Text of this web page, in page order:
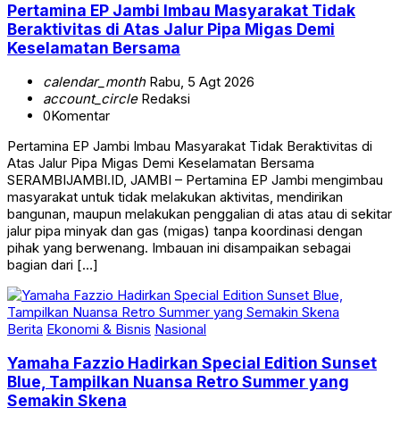
Pertamina EP Jambi Imbau Masyarakat Tidak
Beraktivitas di Atas Jalur Pipa Migas Demi
Keselamatan Bersama
calendar_monthRabu, 5 Agt 2026
account_circleRedaksi
0Komentar
Pertamina EP Jambi Imbau Masyarakat Tidak Beraktivitas di
Atas Jalur Pipa Migas Demi Keselamatan Bersama
SERAMBIJAMBI.ID, JAMBI – Pertamina EP Jambi mengimbau
masyarakat untuk tidak melakukan aktivitas, mendirikan
bangunan, maupun melakukan penggalian di atas atau di sekitar
jalur pipa minyak dan gas (migas) tanpa koordinasi dengan
pihak yang berwenang. Imbauan ini disampaikan sebagai
bagian dari […]
Berita Ekonomi & Bisnis Nasional
Yamaha Fazzio Hadirkan Special Edition Sunset
Blue, Tampilkan Nuansa Retro Summer yang
Semakin Skena